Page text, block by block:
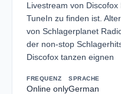
Livestream von
TuneIn zu finden ist.
von Schlagerplanet
der non-stop
Discofox tanzen eignen
FREQUENZ
Online only
SPRACHE
German